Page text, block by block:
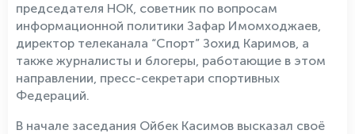
председателя НОК, советник по вопросам
информационной политики Зафар Имомходжаев,
директор телеканала “Спорт” Зохид Каримов, а
также журналисты и блогеры, работающие в этом
направлении, пресс-секретари спортивных
Федераций.
В начале заседания Ойбек Касимов высказал своё